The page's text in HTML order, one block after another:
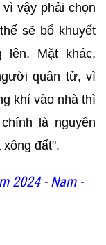
vậy phải chọn
sẽ bổ khuyết
lên. Mặt khác,
quân tử, vì
khí vào nhà thì
là nguyên
xông đất".
2024 - Nam -